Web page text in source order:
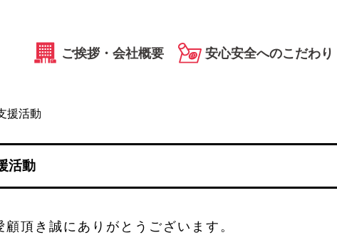
ご挨拶・会社概要 安心安全へのこだわり
援活動
活動
頂き誠にありがとうございます。